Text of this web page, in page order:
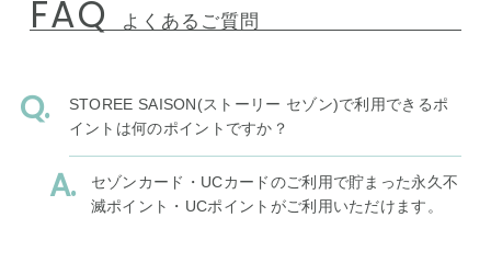
FAQ よくあるご質問
STOREE SAISON(ストーリー セゾン)で利用できるポ
イントは何のポイントですか？
セゾンカード・UCカードのご利用で貯まった永久不
滅ポイント・UCポイントがご利用いただけます。